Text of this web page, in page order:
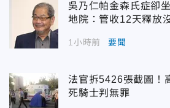
吳乃仁帕金森氏症卻
地院：管收12天釋放
1小時前 要聞
法官拆5426張截圖！
死騎士判無罪